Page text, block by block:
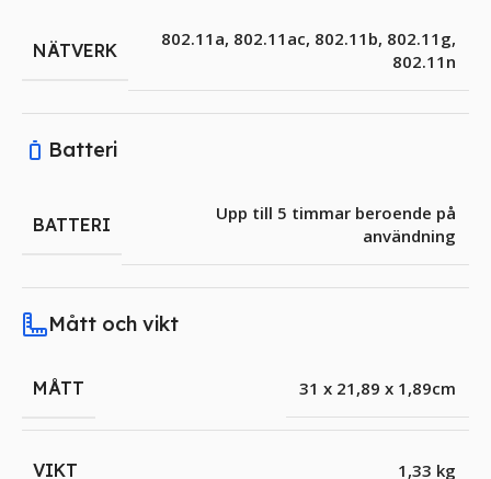
NÄTVERK
802.11a, 802.11ac, 802.11b, 802.11g,
802.11n
Batteri
BATTERI
Upp till 5 timmar beroende på
användning
Mått och vikt
MÅTT 31 x 21,89 x 1,89cm
VIKT 1,33 kg